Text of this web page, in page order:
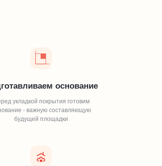
основание
укладкой покрытия готовим
- важную составляющую
будущей площадки